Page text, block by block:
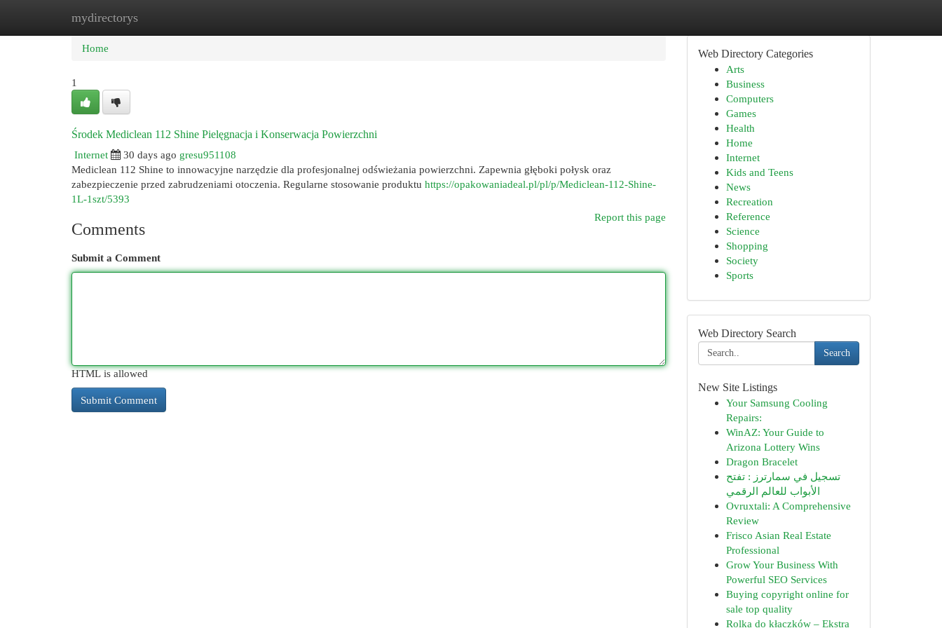
mydirectorys
Home
Home
1
Środek Mediclean 112 Shine Pielęgnacja i Konserwacja Powierzchni
Internet
30 days ago gresu951108
Mediclean 112 Shine to innowacyjne narzędzie dla profesjonalnej odświeżania powierzchni. Zapewnia głęboki połysk oraz
zabezpieczenie przed zabrudzeniami otoczenia. Regularne stosowanie produktu https://opakowaniadeal.pl/pl/p/Mediclean-112-Shine-
1L-1szt/5393
Report this page
Comments
Submit a Comment
HTML is allowed
Web Directory Categories
Arts
Business
Computers
Games
Health
Home
Internet
Kids and Teens
News
Recreation
Reference
Science
Shopping
Society
Sports
Web Directory Search
Search
New Site Listings
Your Samsung Cooling
Repairs:
WinAZ: Your Guide to
Arizona Lottery Wins
Dragon Bracelet
تسجيل في سمارترز : تفتح
الأبواب للعالم الرقمي
Ovruxtali: A Comprehensive
Review
Frisco Asian Real Estate
Professional
Grow Your Business With
Powerful SEO Services
Buying copyright online for
sale top quality
Rolka do kłaczków – Ekstra